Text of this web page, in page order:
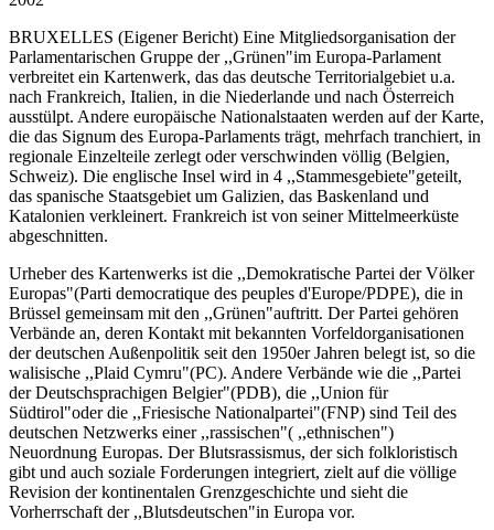
BRUXELLES (Eigener Bericht) Eine Mitgliedsorganisation der
Parlamentarischen Gruppe der ,,Grünen"im Europa-Parlament
verbreitet ein Kartenwerk, das das deutsche Territorialgebiet u.a.
nach Frankreich, Italien, in die Niederlande und nach Österreich
ausstülpt. Andere europäische Nationalstaaten werden auf der Karte,
die das Signum des Europa-Parlaments trägt, mehrfach tranchiert, in
regionale Einzelteile zerlegt oder verschwinden völlig (Belgien,
Schweiz). Die englische Insel wird in 4 ,,Stammesgebiete"geteilt,
das spanische Staatsgebiet um Galizien, das Baskenland und
Katalonien verkleinert. Frankreich ist von seiner Mittelmeerküste
abgeschnitten.
Urheber des Kartenwerks ist die ,,Demokratische Partei der Völker
Europas"(Parti democratique des peuples d'Europe/PDPE), die in
Brüssel gemeinsam mit den ,,Grünen"auftritt. Der Partei gehören
Verbände an, deren Kontakt mit bekannten Vorfeldorganisationen
der deutschen Außenpolitik seit den 1950er Jahren belegt ist, so die
walisische ,,Plaid Cymru"(PC). Andere Verbände wie die ,,Partei
der Deutschsprachigen Belgier"(PDB), die ,,Union für
Südtirol"oder die ,,Friesische Nationalpartei"(FNP) sind Teil des
deutschen Netzwerks einer ,,rassischen"( ,,ethnischen")
Neuordnung Europas. Der Blutsrassismus, der sich folkloristisch
gibt und auch soziale Forderungen integriert, zielt auf die völlige
Revision der kontinentalen Grenzgeschichte und sieht die
Vorherrschaft der ,,Blutsdeutschen"in Europa vor.